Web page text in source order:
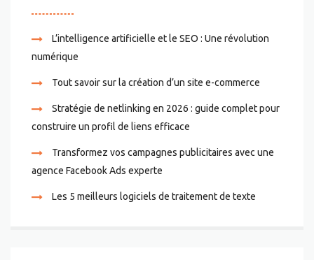
L’intelligence artificielle et le SEO : Une révolution
numérique
Tout savoir sur la création d’un site e-commerce
Stratégie de netlinking en 2026 : guide complet pour
construire un profil de liens efficace
Transformez vos campagnes publicitaires avec une
agence Facebook Ads experte
Les 5 meilleurs logiciels de traitement de texte